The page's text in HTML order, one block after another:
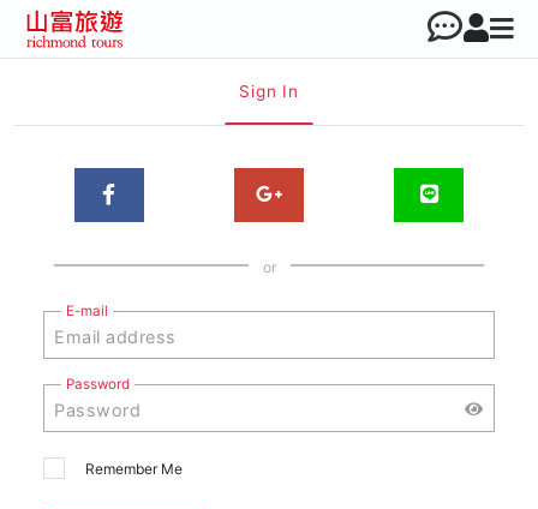
Sign In
or
E-mail
Password
Remember Me